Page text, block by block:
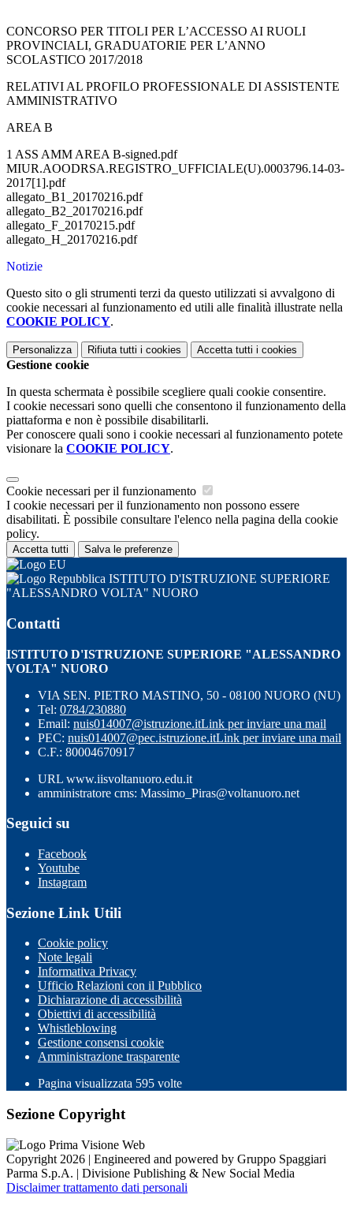
CONCORSO PER TITOLI PER L’ACCESSO AI RUOLI
PROVINCIALI, GRADUATORIE PER L’ANNO
SCOLASTICO 2017/2018
RELATIVI AL PROFILO PROFESSIONALE DI ASSISTENTE
AMMINISTRATIVO
AREA B
1 ASS AMM AREA B-signed.pdf
MIUR.AOODRSA.REGISTRO_UFFICIALE(U).0003796.14-03-
2017[1].pdf
allegato_B1_20170216.pdf
allegato_B2_20170216.pdf
allegato_F_20170215.pdf
allegato_H_20170216.pdf
Notizie
Questo sito o gli strumenti terzi da questo utilizzati si avvalgono di
cookie necessari al funzionamento ed utili alle finalità illustrate nella
COOKIE POLICY.
Personalizza Rifiuta tutti i cookies Accetta tutti i cookies
Gestione cookie
In questa schermata è possibile scegliere quali cookie consentire.
I cookie necessari sono quelli che consentono il funzionamento della
piattaforma e non è possibile disabilitarli.
Per conoscere quali sono i cookie necessari al funzionamento potete
visionare la COOKIE POLICY.
Cookie necessari per il funzionamento
I cookie necessari per il funzionamento non possono essere
disabilitati. È possibile consultare l'elenco nella pagina della cookie
policy.
Accetta tutti Salva le preferenze
ISTITUTO D'ISTRUZIONE SUPERIORE
"ALESSANDRO VOLTA" NUORO
Contatti
ISTITUTO D'ISTRUZIONE SUPERIORE "ALESSANDRO
VOLTA" NUORO
VIA SEN. PIETRO MASTINO, 50 - 08100 NUORO (NU)
Tel: 0784/230880
Email: nuis014007@istruzione.itLink per inviare una mail
PEC: nuis014007@pec.istruzione.itLink per inviare una mail
C.F.: 80004670917
URL www.iisvoltanuoro.edu.it
amministratore cms: Massimo_Piras@voltanuoro.net
Seguici su
Facebook
Youtube
Instagram
Sezione Link Utili
Cookie policy
Note legali
Informativa Privacy
Ufficio Relazioni con il Pubblico
Dichiarazione di accessibilità
Obiettivi di accessibilità
Whistleblowing
Gestione consensi cookie
Amministrazione trasparente
Pagina visualizzata 595 volte
Sezione Copyright
Copyright 2026 | Engineered and powered by Gruppo Spaggiari
Parma S.p.A. | Divisione Publishing & New Social Media
Disclaimer trattamento dati personali